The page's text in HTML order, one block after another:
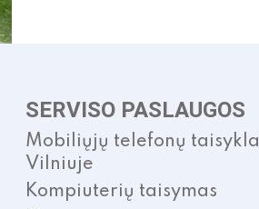
SERVISO PASLAUGOS
Mobiliųjų telefonų taisykla
Vilniuje
Kompiuterių taisymas